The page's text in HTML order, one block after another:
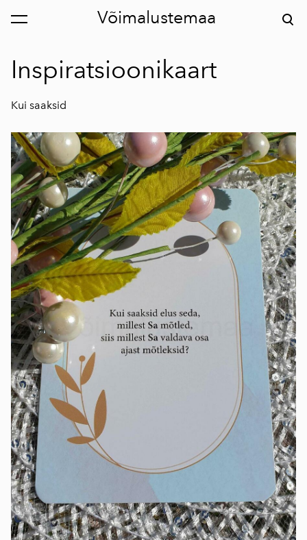
Võimalustemaa
lisati ostukorvi. Vaata ostukorvi
Inspiratsioonikaart
Kui saaksid